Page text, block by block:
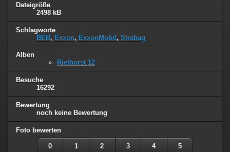
Dateigröße
2498 kB
Schlagworte
BEB, Exxon, ExxonMobil, Strabag
Alben
Riethorst 12
Besuche
16292
Bewertung
noch keine Bewertung
Foto bewerten
0 1 2 3 4 5